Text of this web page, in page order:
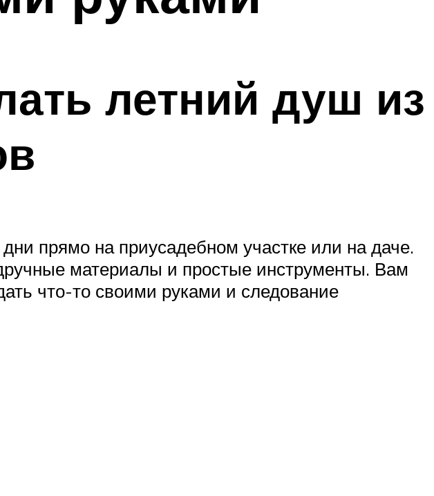
летний душ из
прямо на приусадебном участке или на даче.
материалы и простые инструменты. Вам
что-то своими руками и следование